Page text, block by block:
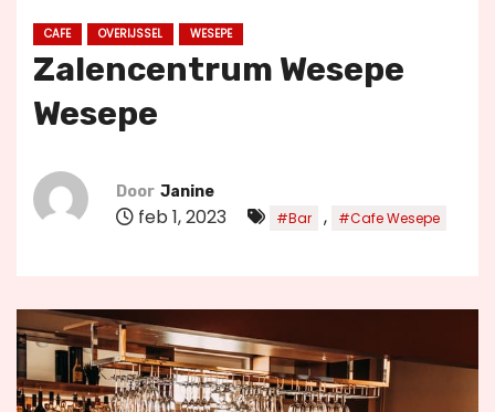
CAFE OVERIJSSEL WESEPE
Zalencentrum Wesepe
Wesepe
Door Janine
feb 1, 2023 #Bar , #Cafe Wesepe